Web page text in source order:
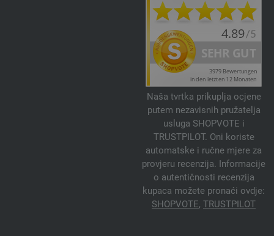
Naša tvrtka prikuplja ocjene
putem nezavisnih pružatelja
usluga SHOPVOTE i
TRUSTPILOT. Oni koriste
automatske i ručne mjere za
provjeru recenzija. Informacije
o autentičnosti recenzija
kupaca možete pronaći ovdje:
SHOPVOTE, TRUSTPILOT